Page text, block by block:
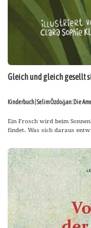
Gleich und gleich gesellt
Kinderbuch | Selim Özdoğan: Die
Ein Frosch wird beim
findet. Was sich daraus